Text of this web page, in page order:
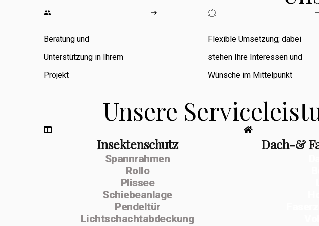
Beratung und
Unterstützung in Ihrem
Projekt
Flexible Umsetzung; dabei
stehen Ihre Interessen und
Wünsche im Mittelpunkt
Unsere
Insektenschutz
Spannrahmen
Rollo
Plissee
Schiebeanlage
Pendeltür
Lichtschachtabdeckung
Dach-&
Zimmerarbeiten,
Umbauten,
Sanierungen